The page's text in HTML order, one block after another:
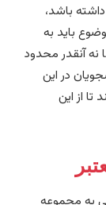
باشد،
به
محدود
در این